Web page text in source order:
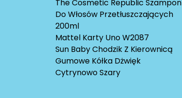
The Cosmetic Republic Szampon
Do Włosów Przetłuszczających
200ml
Mattel Karty Uno W2087
Sun Baby Chodzik Z Kierownicą
Gumowe Kółka Dżwięk
Cytrynowo Szary